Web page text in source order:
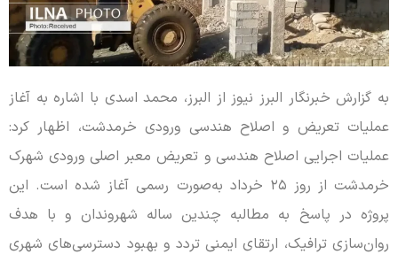
به گزارش خبرنگار البرز نیوز از البرز، محمد اسدی با اشاره به آغاز
عملیات تعریض و اصلاح هندسی ورودی خرمدشت، اظهار کرد:
عملیات اجرایی اصلاح هندسی و تعریض معبر اصلی ورودی شهرک
خرمدشت از روز ۲۵ خرداد به‌صورت رسمی آغاز شده است. این
پروژه در پاسخ به مطالبه چندین ساله شهروندان و با هدف
روان‌سازی ترافیک، ارتقای ایمنی تردد و بهبود دسترسی‌های شهری